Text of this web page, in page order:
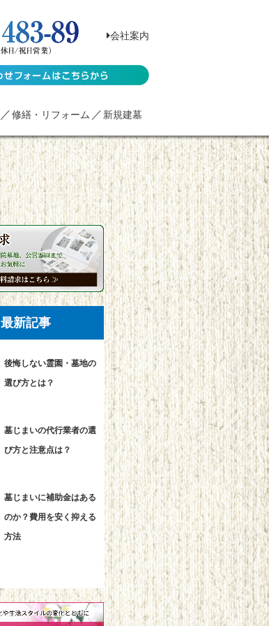
会社案内
修繕・リフォーム 新規建墓
最新記事
後悔しない霊園・墓地の
選び方とは？
墓じまいの代行業者の選
び方と注意点は？
墓じまいに補助金はある
のか？費用を安く抑える
方法